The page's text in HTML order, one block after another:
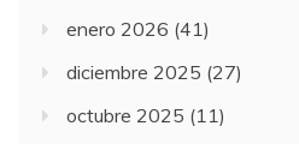
enero 2026 (41)
diciembre 2025 (27)
octubre 2025 (11)